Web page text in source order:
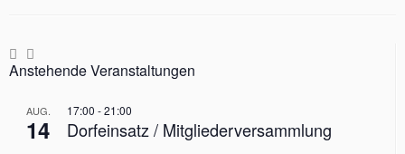
Anstehende Veranstaltungen
AUG.
14
17:00 -21:00
Dorfeinsatz / Mitgliederversammlung